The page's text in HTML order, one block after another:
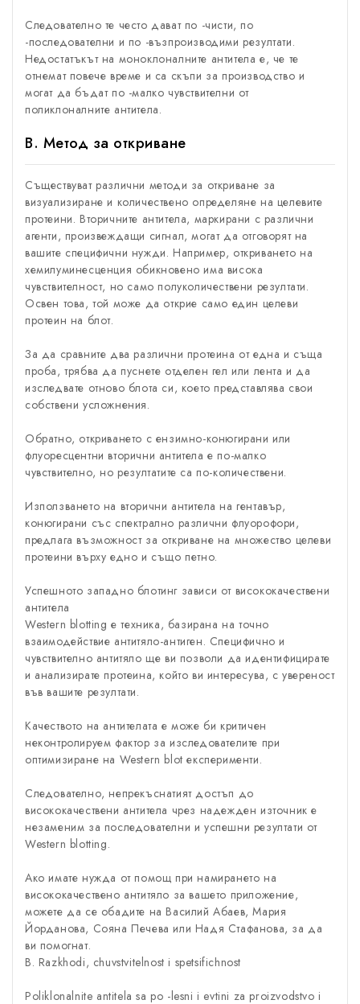
Следователно те често дават по -чисти, по
-последователни и по -възпроизводими резултати.
Недостатъкът на моноклоналните антитела е, че те
отнемат повече време и са скъпи за производство и
могат да бъдат по -малко чувствителни от
поликлоналните антитела.
В. Метод за откриване
Съществуват различни методи за откриване за
визуализиране и количествено определяне на целевите
протеини. Вторичните антитела, маркирани с различни
агенти, произвеждащи сигнал, могат да отговорят на
вашите специфични нужди. Например, откриването на
хемилуминесценция обикновено има висока
чувствителност, но само полуколичествени резултати.
Освен това, той може да открие само един целеви
протеин на блот.
За да сравните два различни протеина от една и съща
проба, трябва да пуснете отделен гел или лента и да
изследвате отново блота си, което представлява свои
собствени усложнения.
Обратно, откриването с ензимно-конюгирани или
флуоресцентни вторични антитела е по-малко
чувствително, но резултатите са по-количествени.
Използването на вторични антитела на гентавър,
конюгирани със спектрално различни флуорофори,
предлага възможност за откриване на множество целеви
протеини върху едно и също петно.
Успешното западно блотинг зависи от висококачествени
антитела
Western blotting е техника, базирана на точно
взаимодействие антитяло-антиген. Специфично и
чувствително антитяло ще ви позволи да идентифицирате
и анализирате протеина, който ви интересува, с увереност
във вашите резултати.
Качеството на антителата е може би критичен
неконтролируем фактор за изследователите при
оптимизиране на Western blot експерименти.
Следователно, непрекъснатият достъп до
висококачествени антитела чрез надежден източник е
незаменим за последователни и успешни резултати от
Western blotting.
Ако имате нужда от помощ при намирането на
висококачествено антитяло за вашето приложение,
можете да се обадите на Василий Абаев, Мария
Йорданова, Сояна Печева или Надя Стафанова, за да
ви помогнат.
B. Razkhodi, chuvstvitelnost i spetsifichnost
Poliklonalnite antitela sa po -lesni i evtini za proizvodstvo i